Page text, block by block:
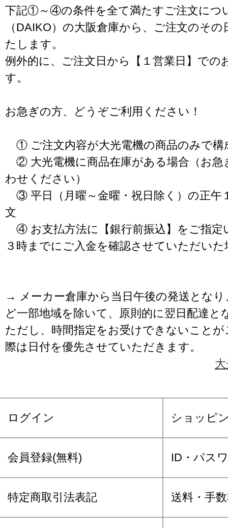
下記①～④の条件を全て満たすご注文につ
（DAIKO）の大阪倉庫から、ご注文のそ
たします。
例外的に、ご注文日から【１営業日】での
す。
お急ぎの方、どうぞご利用ください！
① ご注文内容が大光電機の商品のみで構
② 大光電機に商品在庫がある場合（お急
わせください）
③ 平日（月曜～金曜・祝日除く）の正午
文
④ お支払方法に【銀行前振込】をご指定
３時までにご入金を確認させていただいた
→ メーカー倉庫から当日午後の発送となり
ど一部地域を除いて、原則的に翌日配達と
ただし、時間指定をお受けできないこと
際は日付を優先させていただきます。
ログイン ショッピ
会員登録(無料) ID・パス
特定商取引法表記 送料・手